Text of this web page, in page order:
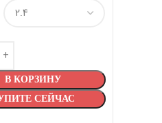
В КОРЗИНУ
СЕЙЧАС